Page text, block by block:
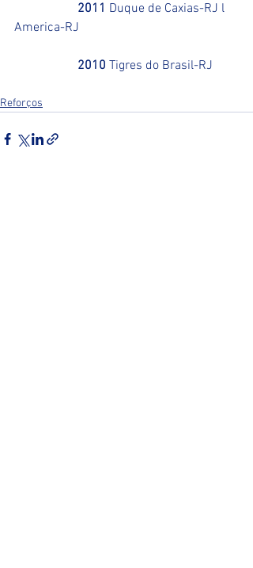
                    2011
Duque de Caxias-RJ l
America-RJ
                    2010
Tigres do Brasil-RJ
Reforços